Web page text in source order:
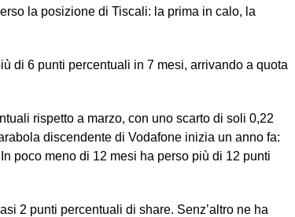
la posizione di Tiscali: la prima in calo, la
di 6 punti percentuali in 7 mesi, arrivando a quota
rispetto a marzo, con uno scarto di soli 0,22
discendente di Vodafone inizia un anno fa:
poco meno di 12 mesi ha perso più di 12 punti
2 punti percentuali di share. Senz’altro ne ha